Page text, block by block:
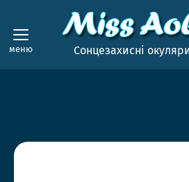
меню Сонцезахисні